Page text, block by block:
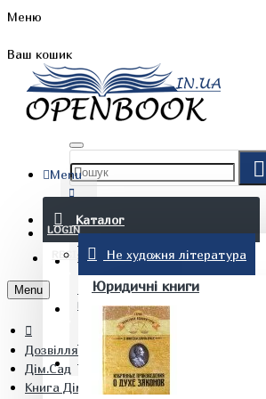
Меню
Ваш кошик
БЛОГ
КОНТАКТИ
(097) 015 28 90
Menu
Каталог
Не художня література
Юридичні книги
LOGIN
REGISTER
Menu
Дозвілля. Хобі. Кулінарія
Дім.Сад
Книга Дім хюґе Вікінг М.